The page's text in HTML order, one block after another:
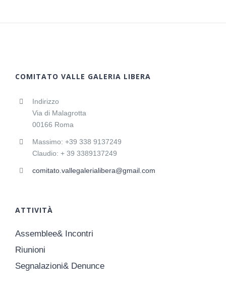
COMITATO VALLE GALERIA LIBERA
Indirizzo
Via di Malagrotta
00166 Roma
Massimo: +39 338 9137249
Claudio: + 39 3389137249
comitato.vallegalerialibera@gmail.com
ATTIVITÀ
Assemblee& Incontri
Riunioni
Segnalazioni& Denunce